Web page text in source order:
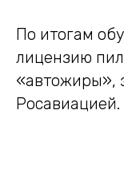
По итогам
лицензию
«автожиры»,
Росавиацией.